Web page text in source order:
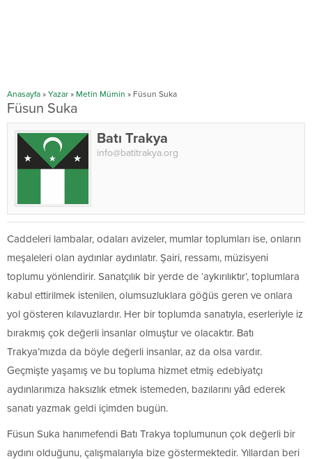
Anasayfa » Yazar » Metin Mümin » Füsun Suka
Füsun Suka
Batı Trakya
info@batitrakya.org
Caddeleri lambalar, odaları avizeler, mumlar toplumları ise, onların
meşaleleri olan aydınlar aydınlatır. Şairi, ressamı, müzisyeni
toplumu yönlendirir. Sanatçılık bir yerde de ‘aykırılıktır’, toplumlara
kabul ettirilmek istenilen, olumsuzluklara göğüs geren ve onlara
yol gösteren kılavuzlardır. Her bir toplumda sanatıyla, eserleriyle iz
bırakmış çok değerli insanlar olmuştur ve olacaktır. Batı
Trakya’mızda da böyle değerli insanlar, az da olsa vardır.
Geçmişte yaşamış ve bu topluma hizmet etmiş edebiyatçı
aydınlarımıza haksızlık etmek istemeden, bazılarını yâd ederek
sanatı yazmak geldi içimden bugün.
Füsun Suka hanımefendi Batı Trakya toplumunun çok değerli bir
aydını olduğunu, çalışmalarıyla bize göstermektedir. Yıllardan beri